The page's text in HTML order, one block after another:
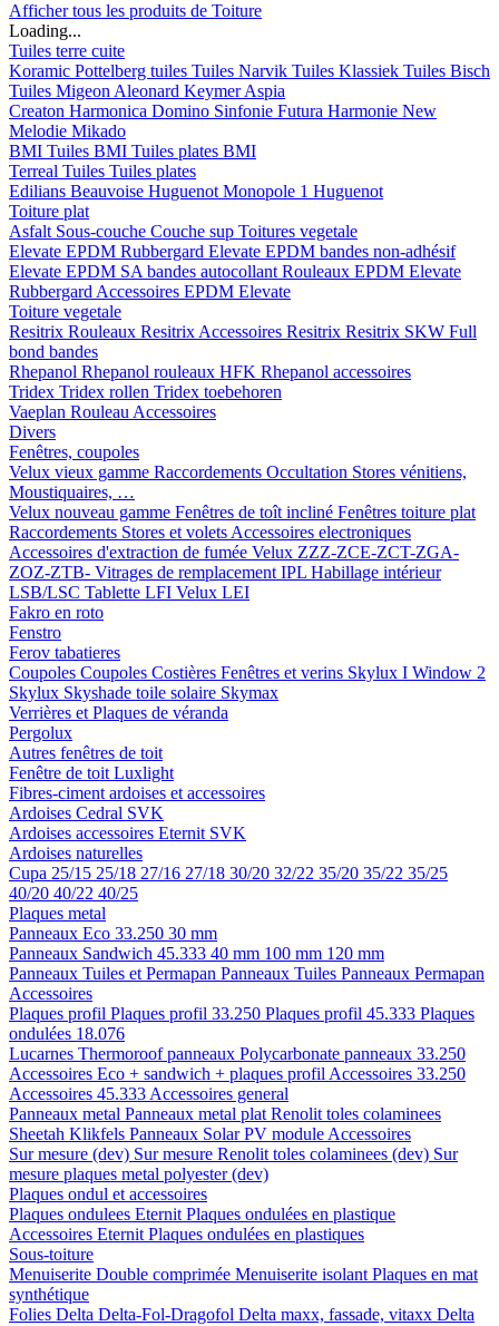
Afficher tous les produits de Toiture
Loading...
Tuiles terre cuite
Koramic Pottelberg tuiles Tuiles Narvik Tuiles Klassiek Tuiles Bisch
Tuiles Migeon Aleonard KeymerAspia
Creaton Harmonica Domino Sinfonie Futura Harmonie New
Melodie Mikado
BMI Tuiles BMI Tuiles plates BMI
Terreal Tuiles Tuiles plates
Edilians Beauvoise Huguenot Monopole 1 Huguenot
Toiture plat
Asfalt Sous-couche Couche sup Toitures vegetale
Elevate EPDM Rubbergard Elevate EPDM bandes non-adhésif
Elevate EPDM SA bandes autocollant Rouleaux EPDM Elevate
Rubbergard Accessoires EPDM Elevate
Toiture vegetale
Resitrix Rouleaux Resitrix Accessoires Resitrix Resitrix SKW Full
bond bandes
Rhepanol Rhepanol rouleaux HFK Rhepanol accessoires
Tridex Tridex rollen Tridex toebehoren
Vaeplan Rouleau Accessoires
Divers
Fenêtres, coupoles
Velux vieux gamme Raccordements Occultation Stores vénitiens,
Moustiquaires, …
Velux nouveau gamme Fenêtres de toît incliné Fenêtres toiture plat
Raccordements Stores et volets Accessoires electroniques
Accessoires d'extraction de fumée Velux ZZZ-ZCE-ZCT-ZGA-
ZOZ-ZTB- Vitrages de remplacement IPL Habillage intérieur
LSB/LSC Tablette LFI Velux LEI
Fakro en roto
Fenstro
Ferov tabatieres
Coupoles Coupoles Costières Fenêtres et verins Skylux I Window 2
Skylux Skyshade toile solaire Skymax
Verrières et Plaques de véranda
Pergolux
Autres fenêtres de toit
Fenêtre de toit Luxlight
Fibres-ciment ardoises et accessoires
Ardoises Cedral SVK
Ardoises accessoires Eternit SVK
Ardoises naturelles
Cupa 25/15 25/18 27/16 27/18 30/20 32/22 35/20 35/22 35/25
40/20 40/22 40/25
Plaques metal
Panneaux Eco 33.250 30 mm
Panneaux Sandwich 45.333 40 mm 100 mm 120 mm
Panneaux Tuiles et Permapan Panneaux Tuiles Panneaux Permapan
Accessoires
Plaques profil Plaques profil 33.250 Plaques profil 45.333 Plaques
ondulées 18.076
Lucarnes Thermoroof panneaux Polycarbonate panneaux 33.250
Accessoires Eco + sandwich + plaques profil Accessoires 33.250
Accessoires 45.333 Accessoires general
Panneaux metal Panneaux metal plat Renolit toles colaminees
Sheetah Klikfels Panneaux Solar PV module Accessoires
Sur mesure (dev) Sur mesure Renolit toles colaminees (dev) Sur
mesure plaques metal polyester (dev)
Plaques ondul et accessoires
Plaques ondulees Eternit Plaques ondulées en plastique
Accessoires Eternit Plaques ondulées en plastiques
Sous-toiture
Menuiserite Double comprimée Menuiserite isolant Plaques en mat
synthétique
Folies Delta Delta-Fol-Dragofol Delta maxx, fassade, vitaxx Delta